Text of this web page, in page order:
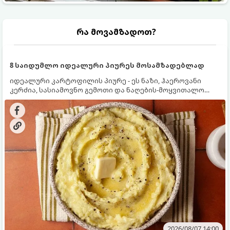
რა მოვამზადოთ?
8 საიდუმლო იდეალური პიურეს მოსამზადებლად
იდეალური კარტოფილის პიურე - ეს ნაზი, ჰაეროვანი
კერძია, სასიამოვნო გემოთი და ნაღების-მოყვითალო
ფერით. მისი მომზადება ძალიან მარტივია, მაგრამ
არსებობს რამდენიმე საიდუმლო, რომლებიც უნდა
იცოდეთ, რომ პიურე იდეალურად გემრიელი გამოვიდეს.